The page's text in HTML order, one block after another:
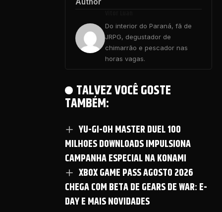
Do interior do Paraná, fã de
JRPG, degustador de
chimarrão e pescador nas
horas vagas.
TALVEZ VOCÊ GOSTE
TAMBÉM:
YU-GI-OH MASTER DUEL 100
MILHOES DOWNLOADS IMPULSIONA
CAMPANHA ESPECIAL NA KONAMI
XBOX GAME PASS AGOSTO 2026
CHEGA COM BETA DE GEARS DE WAR: E-
DAY E MAIS NOVIDADES